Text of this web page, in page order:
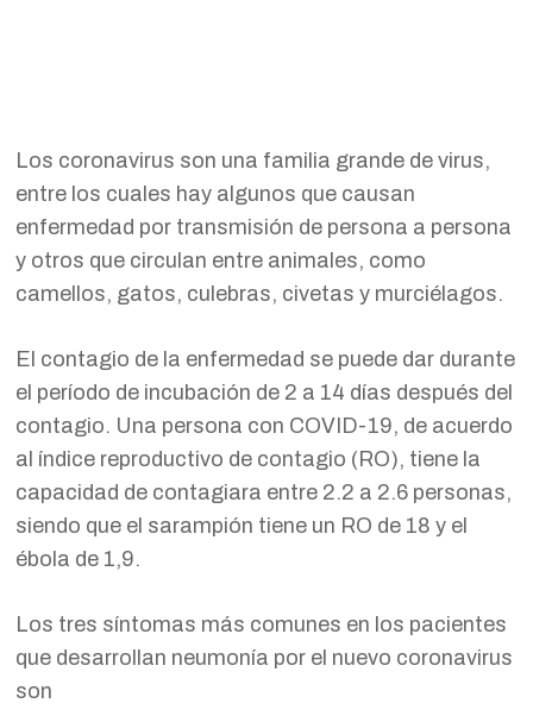
Los coronavirus son una familia grande de virus,
entre los cuales hay algunos que causan
enfermedad por transmisión de persona a persona
y otros que circulan entre animales, como
camellos, gatos, culebras, civetas y murciélagos.
El contagio de la enfermedad se puede dar durante
el período de incubación de 2 a 14 días después del
contagio. Una persona con COVID-19, de acuerdo
al índice reproductivo de contagio (RO), tiene la
capacidad de contagiara entre 2.2 a 2.6 personas,
siendo que el sarampión tiene un RO de 18 y el
ébola de 1,9.
Los tres síntomas más comunes en los pacientes
que desarrollan neumonía por el nuevo coronavirus
son